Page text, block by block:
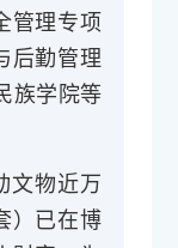
管理专项
后勤管理
族学院等
文物近万
）已在博